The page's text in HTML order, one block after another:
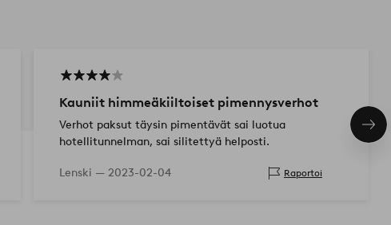
Kauniit himmeäkiiltoiset pimennysverhot
Verhot paksut täysin pimentävät sai luotua
hotellitunnelman, sai silitettyä helposti.
Lenski — 2023-02-04 Raportoi